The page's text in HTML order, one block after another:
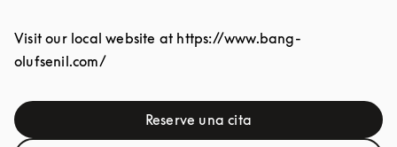
Visit our local website at https://www.bang-
olufsenil.com/
Reserve una citaLink Opens in New Tab